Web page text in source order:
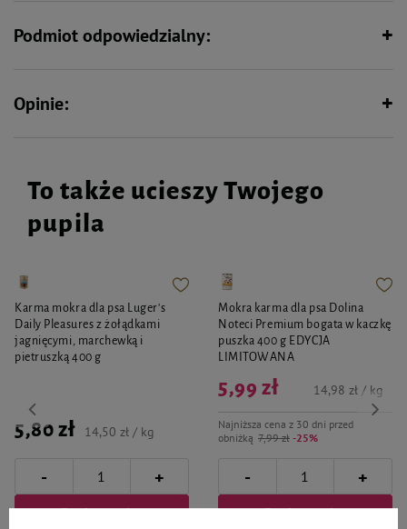
Daily Pleasures z wołowiną i ziemniakiem wyjątkowo smaczną i zdrową
Podmiot odpowiedzialny:
Opinie:
To także ucieszy Twojego
pupila
Karma mokra dla psa Luger's
Daily Pleasures z żołądkami
jagnięcymi, marchewką i
pietruszką 400 g
5,80 zł 14,50 zł / kg
- +
Do koszyka
Mokra karma dla psa Dolina
Noteci Premium bogata w kaczkę
puszka 400 g EDYCJA
LIMITOWANA
Najniższa cena z 30 dni przed
obniżką 7,99 zł -25%
5,99 zł 14,98 zł / kg
- +
Do koszyka